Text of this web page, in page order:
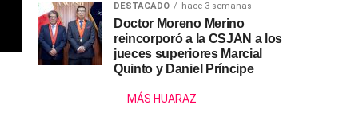
DESTACADO hace 3 semanas
Doctor Moreno Merino
reincorporó a la CSJAN a los
jueces superiores Marcial
Quinto y Daniel Príncipe
MÁS HUARAZ